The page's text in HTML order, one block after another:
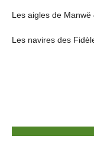
Les aigles de Manwë
Les navires des